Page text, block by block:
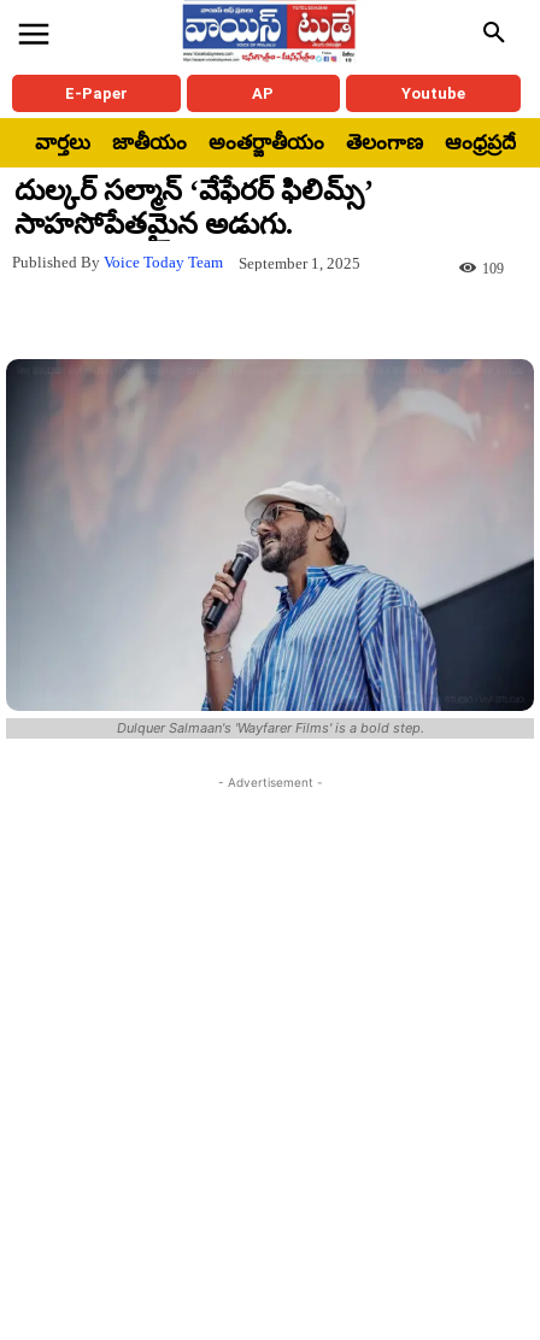
E-Paper AP Youtube
వార్తలు జాతీయం అంతర్జాతీయం తెలంగాణ ఆంధ్రప్రదేశ్
దుల్కర్ సల్మాన్ ‘వేఫేరర్ ఫిలిమ్స్’
సాహసోపేతమైన అడుగు.
Published By Voice Today Team September 1, 2025 109
Dulquer Salmaan's 'Wayfarer Films' is a bold step.
- Advertisement -